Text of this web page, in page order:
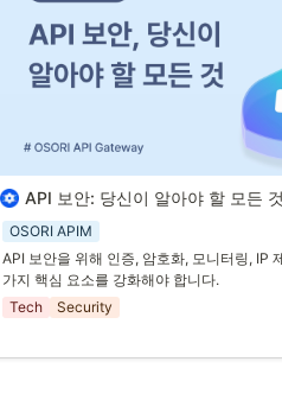
응답 처리
1. 현대 디지털 환경에서 반드시 알
현대의 디지털 생태계에서 API는 애플리케
고리 역할을 합니다. 그러나 이러한 연결고리
노출될 수 있는 통로가 되기도 합니다. 따라서
때보다 중요해졌습니다. 알아두어야 할 요소
2. 핵심 요소 5가지
API 보안: 당신이 알아야 할 모든 것
OSORI APIM
API 보안을 위해 인증, 암호화, 모니터링, IP
가지 핵심 요소를 강화해야 합니다.
Tech
Security